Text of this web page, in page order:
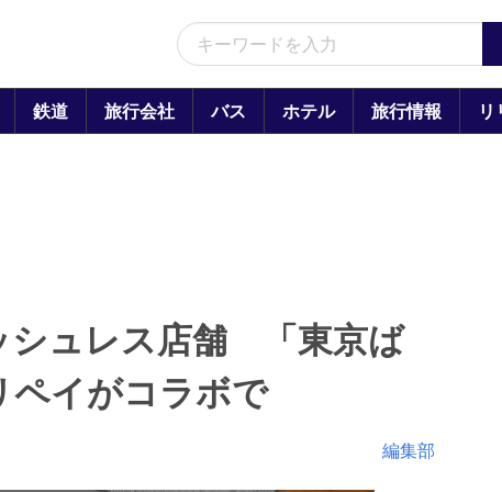
鉄道 旅行会社 バス ホテル 旅行情報 リ
シュレス店舗 「東京ば
ペイがコラボで
編集部